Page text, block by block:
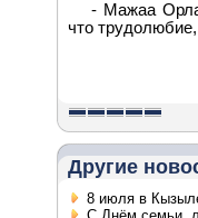
- Мажаа
что
Другие
8 июля в